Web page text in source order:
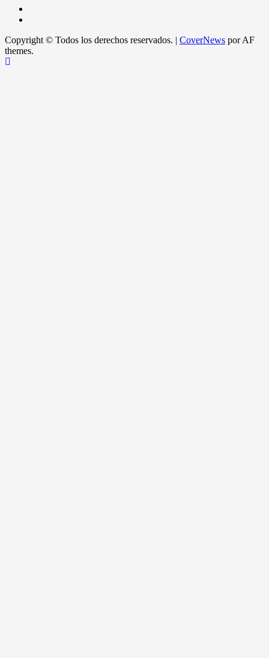
Copyright © Todos los derechos reservados. | CoverNews por AF
themes.